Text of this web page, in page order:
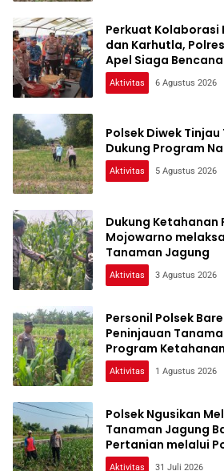
Perkuat Kolaborasi
dan Karhutla,
Apel Siaga Bencana
Aktivitas 6 Agustus 2026
Polsek Diwek
Dukung Program
Aktivitas 5 Agustus 2026
Dukung Ketahanan
Mojowarno
Tanaman Jagung
Aktivitas 3 Agustus 2026
Personil Polsek
Peninjauan
Program
Aktivitas 1 Agustus 2026
Polsek Ngusikan
Tanaman Jagung
Pertanian melalui
Aktivitas 31 Juli 2026